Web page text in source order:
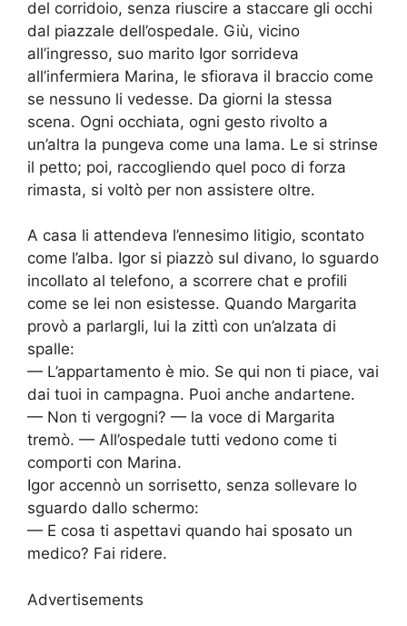
del corridoio, senza riuscire a staccare gli occhi
dal piazzale dell’ospedale. Giù, vicino
all’ingresso, suo marito Igor sorrideva
all’infermiera Marina, le sfiorava il braccio come
se nessuno li vedesse. Da giorni la stessa
scena. Ogni occhiata, ogni gesto rivolto a
un’altra la pungeva come una lama. Le si strinse
il petto; poi, raccogliendo quel poco di forza
rimasta, si voltò per non assistere oltre.
A casa li attendeva l’ennesimo litigio, scontato
come l’alba. Igor si piazzò sul divano, lo sguardo
incollato al telefono, a scorrere chat e profili
come se lei non esistesse. Quando Margarita
provò a parlargli, lui la zittì con un’alzata di
spalle:
— L’appartamento è mio. Se qui non ti piace, vai
dai tuoi in campagna. Puoi anche andartene.
— Non ti vergogni? — la voce di Margarita
tremò. — All’ospedale tutti vedono come ti
comporti con Marina.
Igor accennò un sorrisetto, senza sollevare lo
sguardo dallo schermo:
— E cosa ti aspettavi quando hai sposato un
medico? Fai ridere.
Advertisements